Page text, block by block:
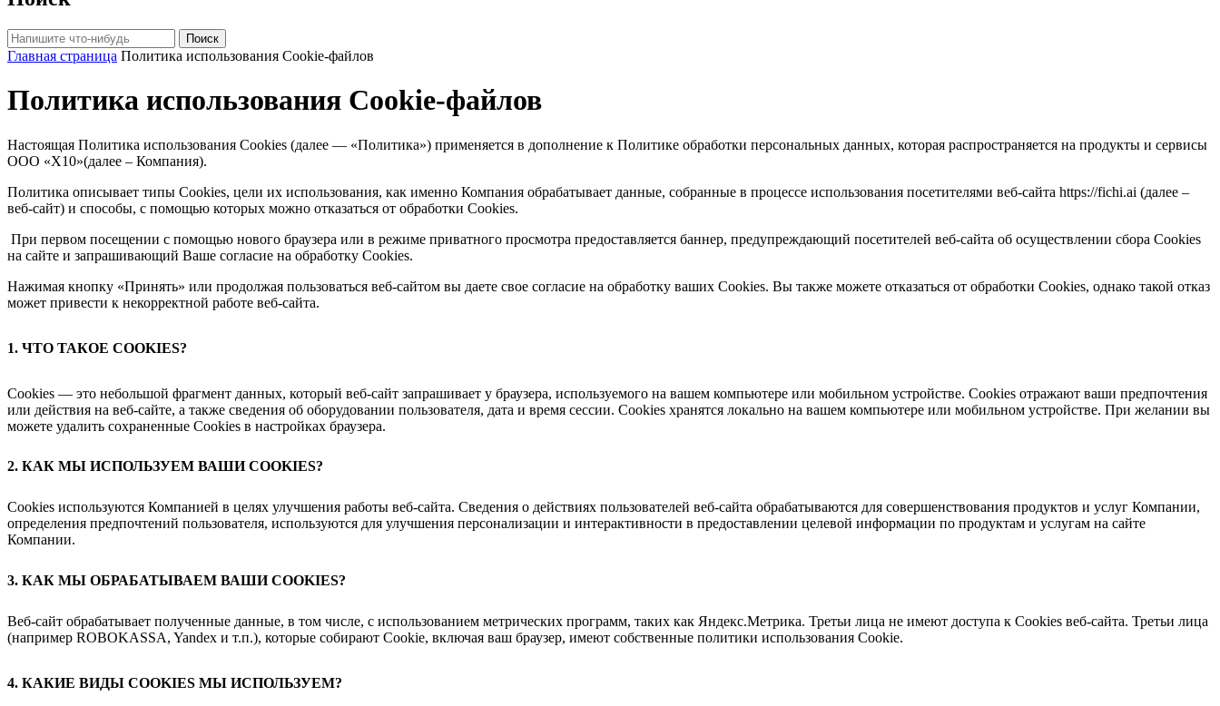
Поиск
Главная страница Политика использования Сookie-файлов
Политика использования Сookie-файлов
Настоящая Политика использования Сookies (далее — «Политика») применяется в дополнение к Политике обработки персональных данных, которая распространяется на продукты и сервисы
ООО «Х10»(далее – Компания).
Политика описывает типы Сookies, цели их использования, как именно Компания обрабатывает данные, собранные в процессе использования посетителями веб-сайта https://fichi.ai (далее –
веб-сайт) и способы, с помощью которых можно отказаться от обработки Сookies.
При первом посещении с помощью нового браузера или в режиме приватного просмотра предоставляется баннер, предупреждающий посетителей веб-сайта об осуществлении сбора Сookies
на сайте и запрашивающий Ваше согласие на обработку Сookies.
Нажимая кнопку «Принять» или продолжая пользоваться веб-сайтом вы даете свое согласие на обработку ваших Сookies. Вы также можете отказаться от обработки Сookies, однако такой отказ
может привести к некорректной работе веб-сайта.
1. ЧТО ТАКОЕ COOKIES?
Сookies — это небольшой фрагмент данных, который веб-сайт запрашивает у браузера, используемого на вашем компьютере или мобильном устройстве. Cookies отражают ваши предпочтения
или действия на веб-сайте, а также сведения об оборудовании пользователя, дата и время сессии. Сookies хранятся локально на вашем компьютере или мобильном устройстве. При желании вы
можете удалить сохраненные Сookies в настройках браузера.
2. КАК МЫ ИСПОЛЬЗУЕМ ВАШИ COOKIES?
Сookies используются Компанией в целях улучшения работы веб-сайта. Сведения о действиях пользователей веб-сайта обрабатываются для совершенствования продуктов и услуг Компании,
определения предпочтений пользователя, используются для улучшения персонализации и интерактивности в предоставлении целевой информации по продуктам и услугам на сайте
Компании.
3. КАК МЫ ОБРАБАТЫВАЕМ ВАШИ COOKIES?
Веб-сайт обрабатывает полученные данные, в том числе, с использованием метрических программ, таких как Яндекс.Метрика. Третьи лица не имеют доступа к Cookies веб-сайта. Третьи лица
(например ROBOKASSA, Yandex и т.п.), которые собирают Cookie, включая ваш браузер, имеют собственные политики использования Cookie.
​​4. КАКИЕ ВИДЫ COOKIES МЫ ИСПОЛЬЗУЕМ?